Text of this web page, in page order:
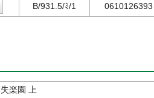
B/931.5/ﾐ/1 0610126393
失楽園 上